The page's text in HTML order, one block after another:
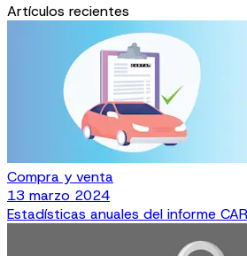
Artículos recientes
Compra y venta
13 marzo 2024
Estadísticas anuales del informe